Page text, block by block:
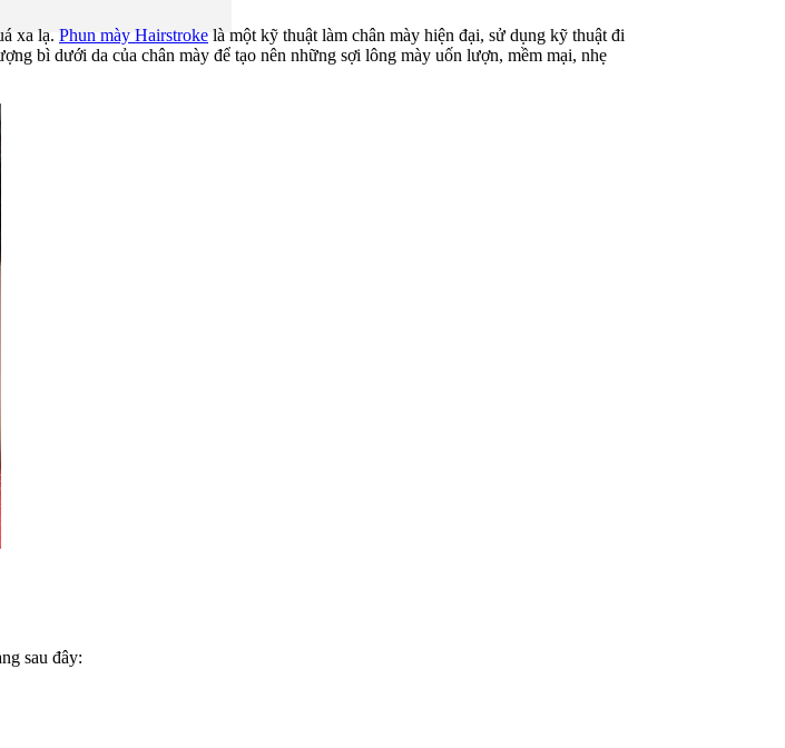
xa lạ. Phun mày Hairstroke là một kỹ thuật làm chân mày hiện đại, sử dụng kỹ thuật đi
bì dưới da của chân mày để tạo nên những sợi lông mày uốn lượn, mềm mại, nhẹ
sau đây: